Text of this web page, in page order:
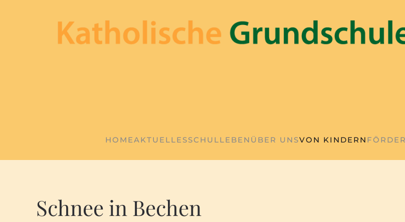
Zum Hauptinhalt springen
HOMEAKTUELLESSCHULLEBEN ÜBER UNSVON KINDERN
Schnee in Bechen